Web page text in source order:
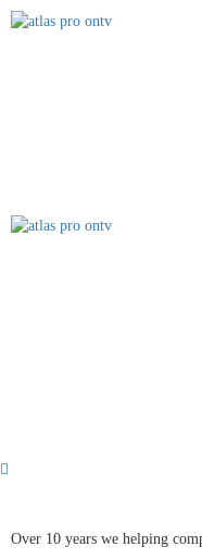
Over 10 years we helping